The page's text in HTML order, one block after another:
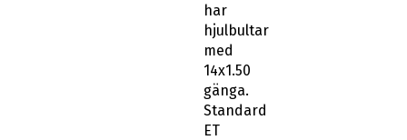
har
hjulbultar
med
14x1.50
gänga.
Standard
ET